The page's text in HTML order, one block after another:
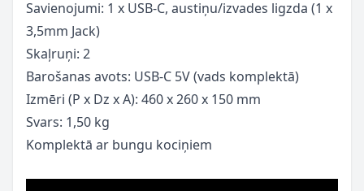
Savienojumi: 1 x USB-C, austiņu/izvades ligzda (1 x
3,5mm Jack)
Skaļruņi: 2
Barošanas avots: USB-C 5V (vads komplektā)
Izmēri (P x Dz x A): 460 x 260 x 150 mm
Svars: 1,50 kg
Komplektā ar bungu kociņiem